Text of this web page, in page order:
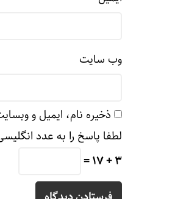
وب‌ سایت
ذخیره نام، ایمیل و
لطفا پاسخ را به عدد
3 + 17 =